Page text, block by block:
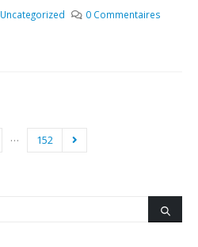
Uncategorized 0 Commentaires
… 152